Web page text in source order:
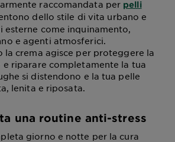
raccomandata per pelli
dello stile di vita urbano e
esterne come inquinamento,
e agenti atmosferici.
la crema agisce per proteggere la
e riparare completamente la tua
si distendono e la tua pelle
lenita e riposata.
una routine anti-stress
giorno e notte per la cura